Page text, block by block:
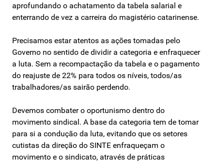
aprofundando o achatamento da tabela salarial e
enterrando de vez a carreira do magistério catarinense.
Precisamos estar atentos as ações tomadas pelo
Governo no sentido de dividir a categoria e enfraquecer
a luta. Sem a recompactação da tabela e o pagamento
do reajuste de 22% para todos os níveis, todos/as
trabalhadores/as sairão perdendo.
Devemos combater o oportunismo dentro do
movimento sindical. A base da categoria tem de tomar
para si a condução da luta, evitando que os setores
cutistas da direção do SINTE enfraqueçam o
movimento e o sindicato, através de práticas